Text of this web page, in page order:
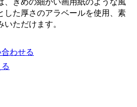
きめの細かい画用紙のような風
した厚さのアラベールを使用、素
ただけます。
わせる